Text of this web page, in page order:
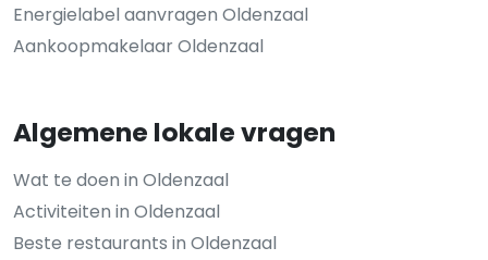
Energielabel aanvragen Oldenzaal
Aankoopmakelaar Oldenzaal
Algemene lokale vragen
Wat te doen in Oldenzaal
Activiteiten in Oldenzaal
Beste restaurants in Oldenzaal